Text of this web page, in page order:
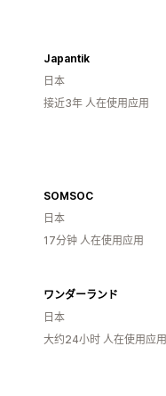
Japantik
日本
接近3年 人在使用应用
SOMSOC
日本
17分钟 人在使用应用
ワンダーランド
日本
大约24小时 人在使用应用